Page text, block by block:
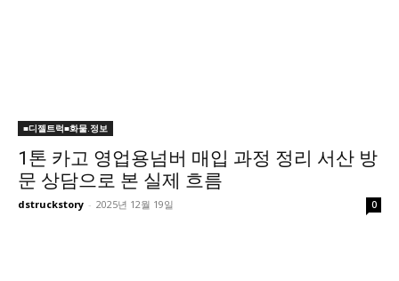
■디젤트럭■화물.정보
1톤 카고 영업용넘버 매입 과정 정리 서산 방
문 상담으로 본 실제 흐름
dstruckstory - 2025년 12월 19일 0